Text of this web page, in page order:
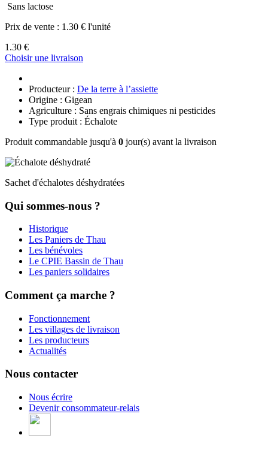
Sans lactose
Prix de vente : 1.30 € l'unité
1.30 €
Choisir une livraison
Producteur : De la terre à l’assiette
Origine : Gigean
Agriculture : Sans engrais chimiques ni pesticides
Type produit : Échalote
Produit commandable jusqu'à 0 jour(s) avant la livraison
Sachet d'échalotes déshydratées
Qui sommes-nous ?
Historique
Les Paniers de Thau
Les bénévoles
Le CPIE Bassin de Thau
Les paniers solidaires
Comment ça marche ?
Fonctionnement
Les villages de livraison
Les producteurs
Actualités
Nous contacter
Nous écrire
Devenir consommateur-relais